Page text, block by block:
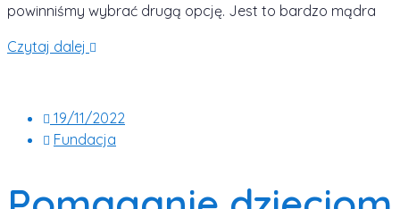
powinniśmy wybrać drugą opcję. Jest to bardzo mądra
Czytaj dalej
19/11/2022
Fundacja